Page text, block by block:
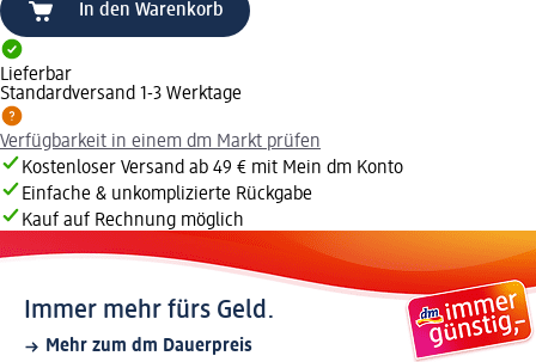
In den Warenkorb
Lieferbar
Standardversand 1-3 Werktage
Verfügbarkeit in einem dm Markt prüfen
Kostenloser Versand ab 49 € mit Mein dm Konto
Einfache & unkomplizierte Rückgabe
Kauf auf Rechnung möglich
Immer mehr fürs Geld.
Mehr zum dm Dauerpreis